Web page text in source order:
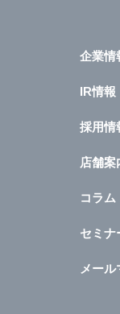
企業情
IR情報
採用情
店舗案
コラム
セミナ
メー